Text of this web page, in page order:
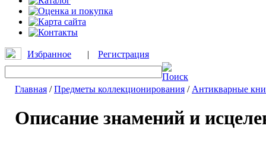
Избранное | Регистрация
Главная /Предметы коллекционирования / Антикварные
Описание знамений и